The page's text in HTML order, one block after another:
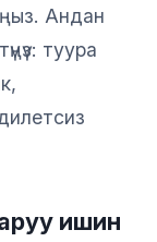
Андан
туура
ишин